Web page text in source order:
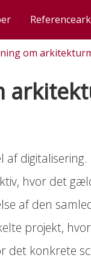
om
hvor det
af den
projekt,
det konkrete